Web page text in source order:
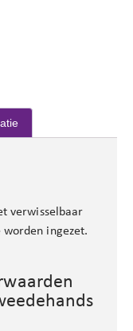
verwisselbaar
worden ingezet.